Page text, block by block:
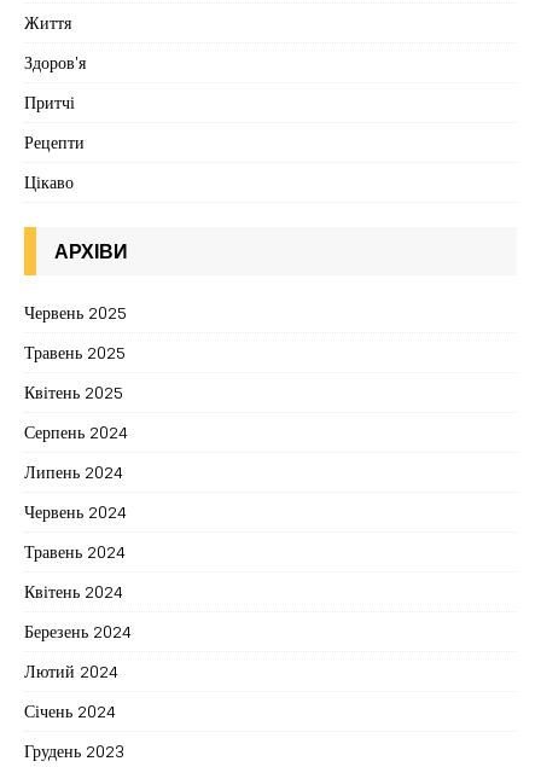
Життя
Здоров'я
Притчі
Рецепти
Цікаво
АРХІВИ
Червень 2025
Травень 2025
Квітень 2025
Серпень 2024
Липень 2024
Червень 2024
Травень 2024
Квітень 2024
Березень 2024
Лютий 2024
Січень 2024
Грудень 2023